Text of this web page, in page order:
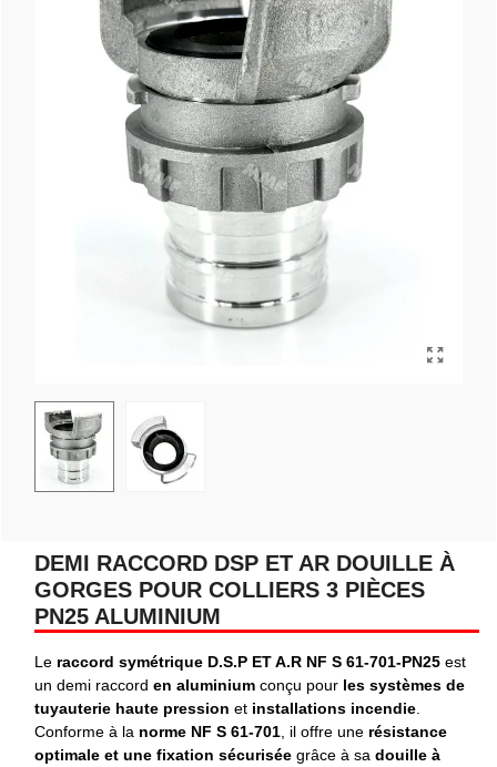
DEMI RACCORD DSP ET AR DOUILLE À
GORGES POUR COLLIERS 3 PIÈCES
PN25 ALUMINIUM
Le raccord symétrique D.S.P ET A.R NF S 61-701-PN25 est
un demi raccord en aluminium conçu pour les systèmes de
tuyauterie haute pression et installations incendie
Conforme à la norme NF S 61-701 , il offre une résistance
optimale et une fixation sécurisée grâce à sa douille à